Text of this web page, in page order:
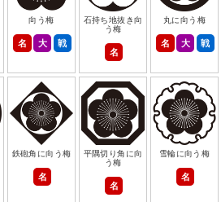
向う梅
名 大 戦
石持ち地抜き向
う梅
名
丸に向う梅
名 大 戦
鉄砲角に向う梅
名
平隅切り角に向
う梅
名
雪輪に向う梅
名